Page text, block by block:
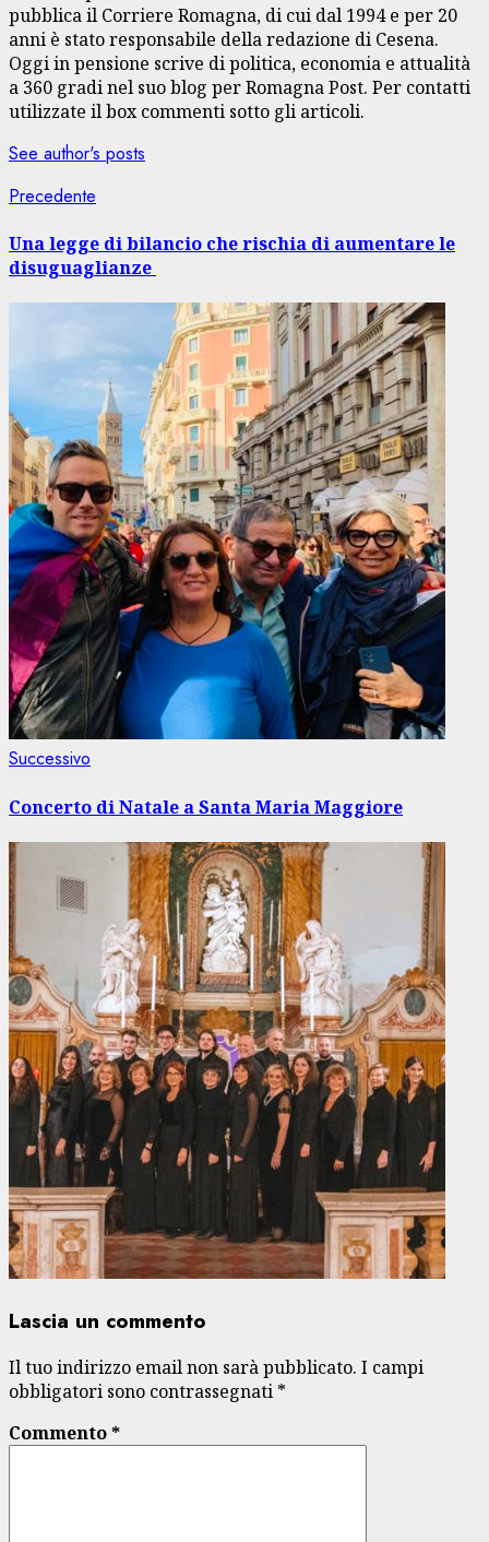
pubblica il Corriere Romagna, di cui dal 1994 e per 20
anni è stato responsabile della redazione di Cesena.
Oggi in pensione scrive di politica, economia e attualità
a 360 gradi nel suo blog per Romagna Post. Per contatti
utilizzate il box commenti sotto gli articoli.
See author's posts
Navigazione
articolo
Precedente
Una legge di bilancio che rischia di aumentare le
disuguaglianze
Successivo
Concerto di Natale a Santa Maria Maggiore
Lascia un commento
Il tuo indirizzo email non sarà pubblicato. I campi
obbligatori sono contrassegnati *
Commento*